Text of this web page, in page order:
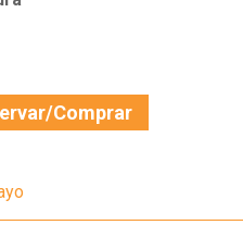
Comprar